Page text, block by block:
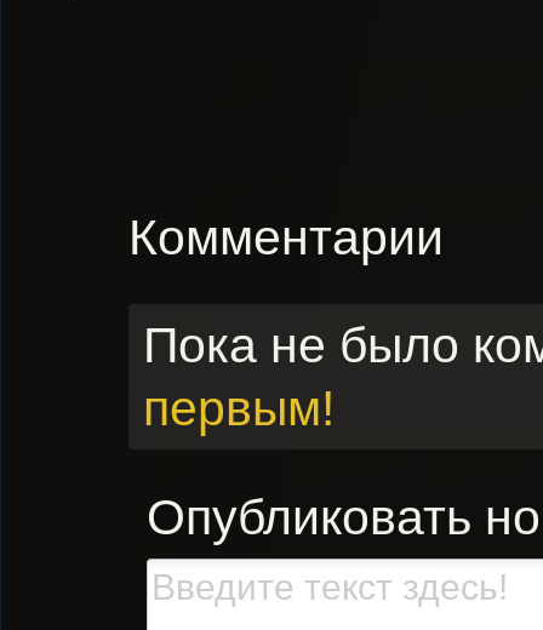
Комментарии
Пока не было
первым!
Опубликовать